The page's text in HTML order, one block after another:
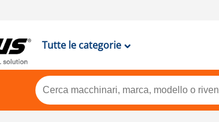
Tutte le categorie